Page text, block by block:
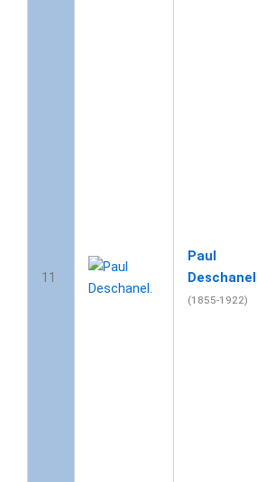
11
Paul
Deschanel
(1855-1922)